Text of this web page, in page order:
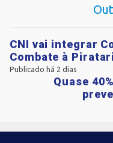
CNI vai integrar
Combate à
Publicado há 2 dias
Quase